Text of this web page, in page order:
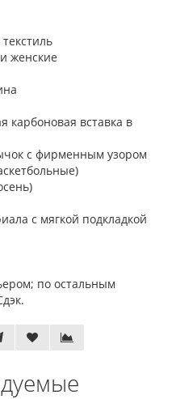
женские
карбоновая вставка в
с фирменным узором
с мягкой подкладкой
по остальным